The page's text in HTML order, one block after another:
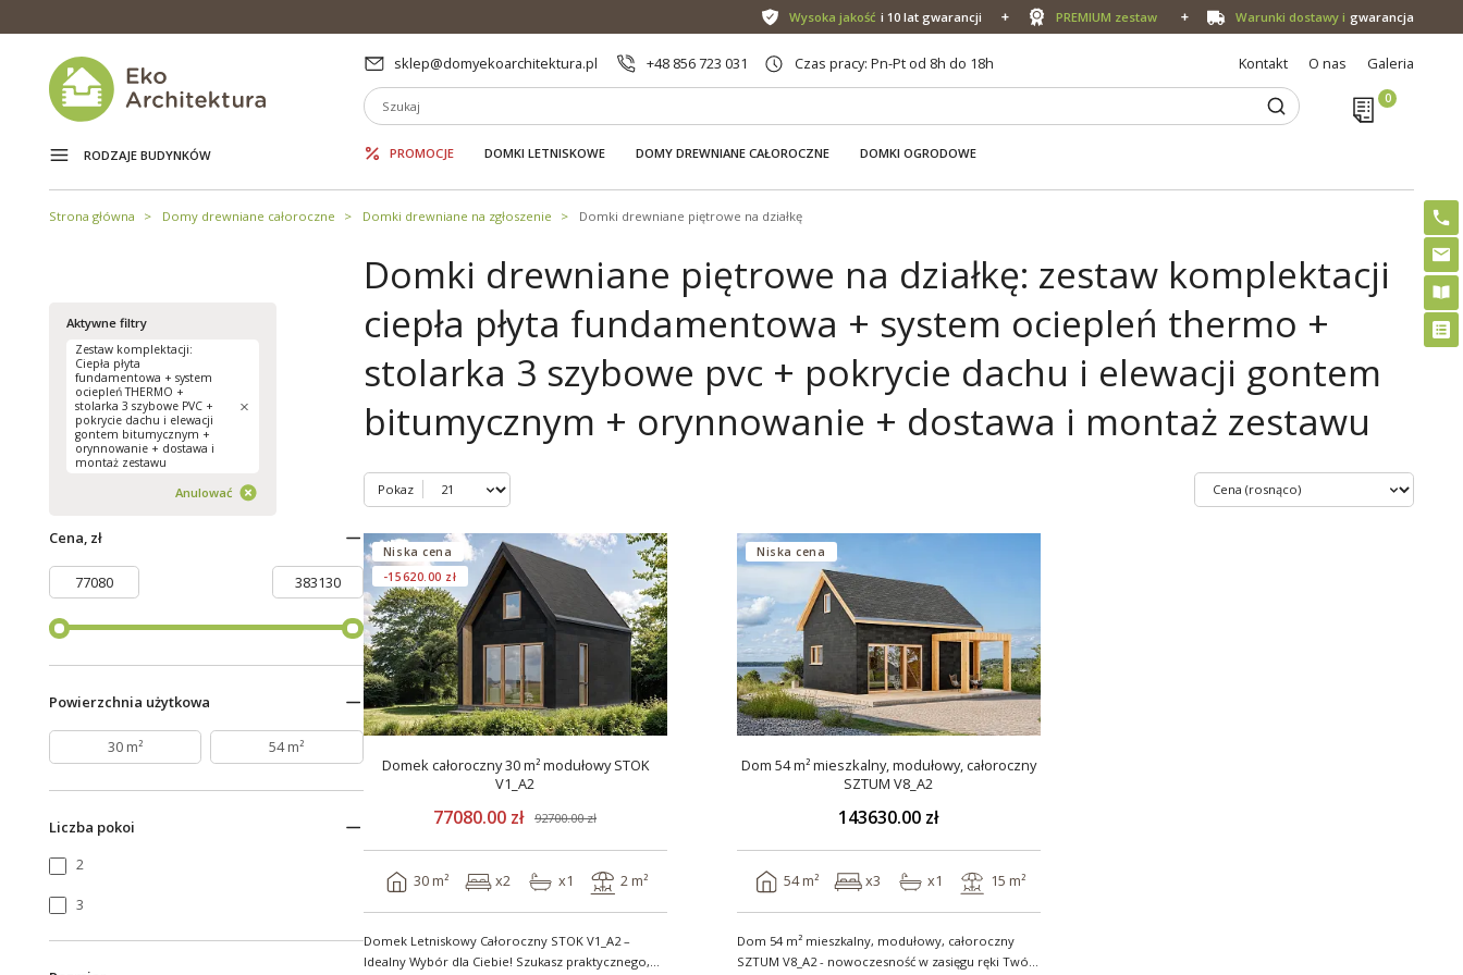
Wysoka jakość i 10 lat gwarancji PREMIUM zestaw Warunki dostawy i gwarancja
sklep@domyekoarchitektura.pl +48 856 723 031 Czas pracy: Pn-Pt od 8h do 18h Kontakt O nas Galeria
RODZAJE BUDYNKÓW PROMOCJE DOMKI LETNISKOWE DOMY DREWNIANE CAŁOROCZNE DOMKI OGRODOWE
Strona główna Domy drewniane całoroczne Domki drewniane na zgłoszenie Domki drewniane piętrowe na działkę
Aktywne filtry
Zestaw komplektacji:
Ciepła płyta
fundamentowa + system
ociepleń THERMO +
stolarka 3 szybowe PVC +
pokrycie dachu i elewacji
gontem bitumycznym +
orynnowanie + dostawa i
montaż zestawu
Anulować
Cena, zł
Powierzchnia użytkowa
30 m² 54 m²
Liczba pokoi
2
3
Domki drewniane piętrowe na działkę: zestaw komplektacji
ciepła płyta fundamentowa + system ociepleń thermo +
stolarka 3 szybowe pvc + pokrycie dachu i elewacji gontem
bitumycznym + orynnowanie + dostawa i montaż zestawu
Pokaz
Niska cena
-15620.00 zł
Domek całoroczny 30 m² modułowy STOK
V1_A2
77080.00 zł 92700.00 zł
30 m² x2 x1 2 m²
Domek Letniskowy Całoroczny STOK V1_A2 –
Idealny Wybór dla Ciebie! Szukasz praktycznego,
Niska cena
Dom 54 m² mieszkalny, modułowy, całoroczny
SZTUM V8_A2
143630.00 zł
54 m² x3 x1 15 m²
Dom 54 m² mieszkalny, modułowy, całoroczny
SZTUM V8_A2 - nowoczesność w zasięgu ręki Twój